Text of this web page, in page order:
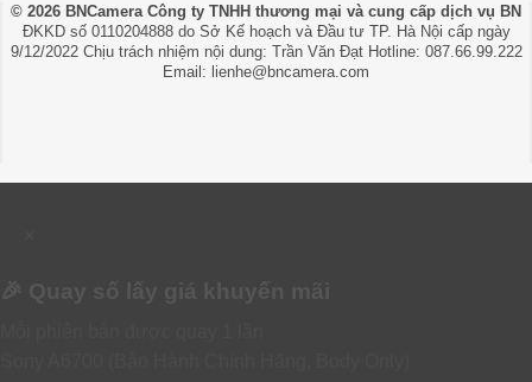
© 2026 BNCamera Công ty TNHH thương mại và cung cấp dịch vụ BN
ĐKKD số 0110204888 do Sở Kế hoạch và Đầu tư TP. Hà Nội cấp ngày
9/12/2022 Chịu trách nhiệm nội dung: Trần Văn Đạt Hotline: 087.66.99.222
Email: lienhe@bncamera.com